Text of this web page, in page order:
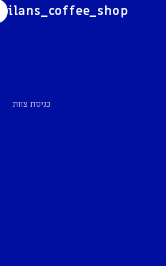
ilans_coffee_shop
כניסת צוות